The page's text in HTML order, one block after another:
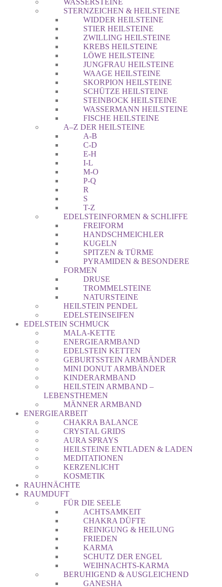
WASSERSTEINE
STERNZEICHEN & HEILSTEINE
WIDDER HEILSTEINE
STIER HEILSTEINE
ZWILLING HEILSTEINE
KREBS HEILSTEINE
LÖWE HEILSTEINE
JUNGFRAU HEILSTEINE
WAAGE HEILSTEINE
SKORPION HEILSTEINE
SCHÜTZE HEILSTEINE
STEINBOCK HEILSTEINE
WASSERMANN HEILSTEINE
FISCHE HEILSTEINE
A–Z DER HEILSTEINE
A-B
C-D
E-H
I-L
M-O
P-Q
R
S
T-Z
EDELSTEINFORMEN & SCHLIFFE
FREIFORM
HANDSCHMEICHLER
KUGELN
SPITZEN & TÜRME
PYRAMIDEN & BESONDERE
FORMEN
DRUSE
TROMMELSTEINE
NATURSTEINE
HEILSTEIN PENDEL
EDELSTEINSEIFEN
EDELSTEIN SCHMUCK
MALA-KETTE
ENERGIEARMBAND
EDELSTEIN KETTEN
GEBURTSSTEIN ARMBÄNDER
MINI DONUT ARMBÄNDER
KINDERARMBAND
HEILSTEIN ARMBAND –
LEBENSTHEMEN
MÄNNER ARMBAND
ENERGIEARBEIT
CHAKRA BALANCE
CRYSTAL GRIDS
AURA SPRAYS
HEILSTEINE ENTLADEN & LADEN
MEDITATIONEN
KERZENLICHT
KOSMETIK
RAUHNÄCHTE
RAUMDUFT
FÜR DIE SEELE
ACHTSAMKEIT
CHAKRA DÜFTE
REINIGUNG & HEILUNG
FRIEDEN
KARMA
SCHUTZ DER ENGEL
WEIHNACHTS-KARMA
BERUHIGEND & AUSGLEICHEND
GANESHA